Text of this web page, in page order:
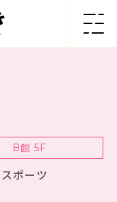
B館 5F
ポーツ